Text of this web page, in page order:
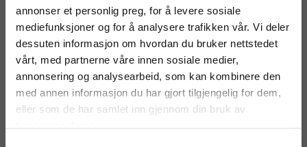
annonser et personlig preg, for å levere sosiale
mediefunksjoner og for å analysere trafikken vår. Vi deler
dessuten informasjon om hvordan du bruker nettstedet
vårt, med partnerne våre innen sosiale medier,
annonsering og analysearbeid, som kan kombinere den
med annen informasjon du har gjort tilgjengelig for dem,
eller som de har samlet inn gjennom din bruk av
tjenestene deres.
Premium frukt A1 75ml
198kr/stk
1-2 dager
Kjøp
parfymert S4 1L
173kr/stk
1-2 dager
Kjøp